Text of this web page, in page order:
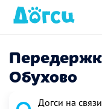
Обухово
Догси на